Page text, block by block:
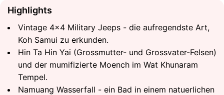
Highlights
Vintage 4×4 Military Jeeps - die aufregendste Art,
Koh Samui zu erkunden.
Hin Ta Hin Yai (Grossmutter- und Grossvater-Felsen)
und der mumifizierte Moench im Wat Khunaram
Tempel.
Namuang Wasserfall - ein Bad in einem natuerlichen